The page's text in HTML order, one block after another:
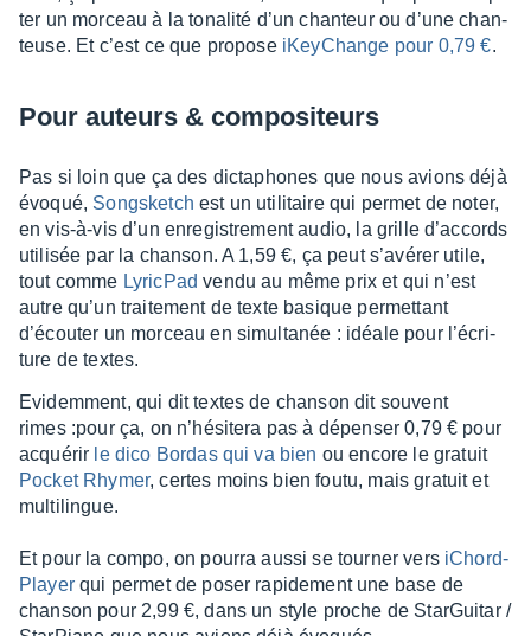
ter un morceau à la tona­lité d’un chan­teur ou d’une chan­
teuse. Et c’est ce que propose iKey­Change pour 0,79 €.
Pour auteurs & compo­si­teurs
Pas si loin que ça des dicta­phones que nous avions déjà
évoqué, Song­sketch est un utili­taire qui permet de noter,
en vis-à-vis d’un enre­gis­tre­ment audio, la grille d’ac­cords
utili­sée par la chan­son. A 1,59 €, ça peut s’avé­rer utile,
tout comme Lyric­Pad vendu au même prix et qui n’est
autre qu’un trai­te­ment de texte basique permet­tant
d’écou­ter un morceau en simul­ta­née : idéale pour l’écri­
ture de textes.
Evidem­ment, qui dit textes de chan­son dit souvent
rimes :pour ça, on n’hé­si­tera pas à dépen­ser 0,79 € pour
acqué­rir le dico Bordas qui va bien ou encore le gratuit
Pocket Rhymer, certes moins bien foutu, mais gratuit et
multi­lingue.
Et pour la compo, on pourra aussi se tour­ner vers iChord­
Playerqui permet de poser rapi­de­ment une base de
chan­son pour 2,99 €, dans un style proche de Star­Gui­tar /